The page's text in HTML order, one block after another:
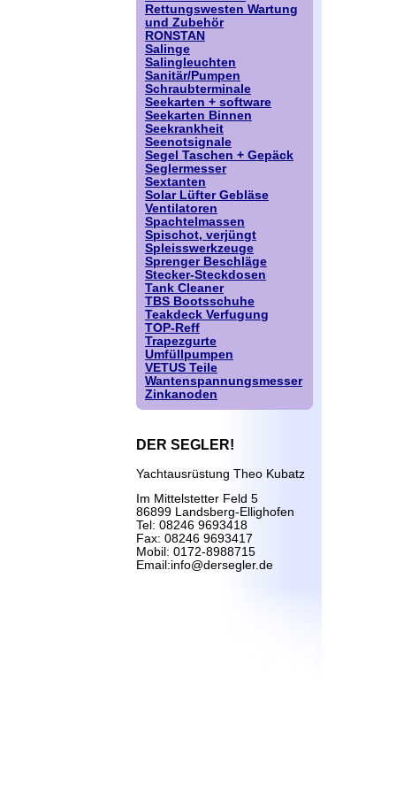
Rettungswesten Wartung
und Zubehör
RONSTAN
Salinge
Salingleuchten
Sanitär/Pumpen
Schraubterminale
Seekarten + software
Seekarten Binnen
Seekrankheit
Seenotsignale
Segel Taschen + Gepäck
Seglermesser
Sextanten
Solar Lüfter Gebläse
Ventilatoren
Spachtelmassen
Spischot, verjüngt
Spleisswerkzeuge
Sprenger Beschläge
Stecker-Steckdosen
Tank Cleaner
TBS Bootsschuhe
Teakdeck Verfugung
TOP-Reff
Trapezgurte
Umfüllpumpen
VETUS Teile
Wantenspannungsmesser
Zinkanoden
DER SEGLER!
Yachtausrüstung Theo Kubatz
Im Mittelstetter Feld 5
86899 Landsberg-Ellighofen
Tel: 08246 9693418
Fax: 08246 9693417
Mobil: 0172-8988715
Email:info@dersegler.de